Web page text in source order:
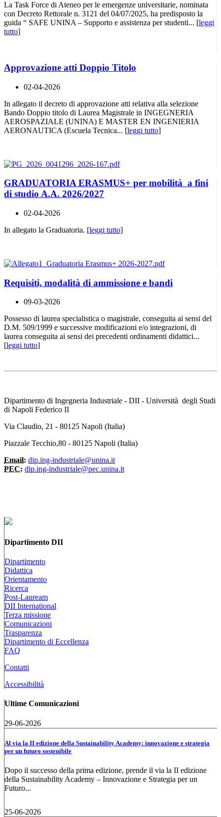
La Task Force di Ateneo per le emergenze universitarie, nominata
con Decreto Rettorale n. 3121 del 04/07/2025, ha predisposto la
guida “ SAFE UNINA – Supporto e assistenza per studenti... [leggi
tutto]
Approvazione atti Doppio Titolo
02-04-2026
In allegato il decreto di approvazione atti relativa alla selezione
Bando Doppio titolo di Laurea Magistrale in INGEGNERIA
AEROSPAZIALE (UNINA) E MASTER EN INGENIERIA
AERONAUTICA (Escuela Tecnica... [leggi tutto]
GRADUATORIA ERASMUS+ per mobilità a fini
di studio A.A. 2026/2027
02-04-2026
In allegato la Graduatoria. [leggi tutto]
Requisiti, modalità di ammissione e bandi
09-03-2026
Possesso di laurea specialistica o magistrale, conseguita ai sensi del
D.M. 509/1999 e successive modificazioni e/o integrazioni, di
laurea conseguita ai sensi dei precedenti ordinamenti didattici...
[leggi tutto]
Dipartimento di Ingegneria Industriale - DII - Università degli Studi
di Napoli Federico II
Via Claudio, 21 - 80125 Napoli (Italia)
Piazzale Tecchio,80 - 80125 Napoli (Italia)
Email: dip.ing-industriale@unina.it
PEC: dip.ing-industriale@pec.unina.it
Dipartimento DII
Dipartimento
Didattica
Orientamento
Ricerca
Post-Lauream
DII International
Terza missione
Comunicazioni
Trasparenza
Dipartimento di Eccellenza
FAQ
Contatti
Accessibilità
Ultime Comunicazioni
29-06-2026
Al via la II edizione della Sustainability Academy: innovazione e strategia
per un futuro sostenibile
Dopo il successo della prima edizione, prende il via la II edizione
della Sustainability Academy – Innovazione e Strategia per un
Futuro...
25-06-2026